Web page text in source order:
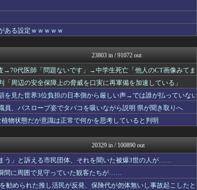
病院に行った...
昨年のリベン...
悼文を送...
もえるあじあ(･∀･)
もきゅ速(*´ω`*)人(...
かせまと！
川原のタイ...
なんじぇいスタジアム＠なん...
ｗｗｗｗｗｗｗ...
思考ちゃんねる
ひま速(°∀°) -暇つぶ...
明→...
馬鳥速報
アナ速‐女子アナ画像速報
なんじぇいスタジアム＠なん...
、「義兄嫁さん...
奥様は鬼女-DQN返しまと...
問わず稀にい...
いることに...
ワールドサッカーファン 海...
VIPワイドガイド
ｗｗｗｗｗｗｗ...
V速ニュップ
(*ﾟ∀ﾟ)ゞカガクニュー...
しまうｗｗｗｗ
わんこーる速報！
ある設定ｗｗｗｗｗ
23803 in / 91072 out
→70代医師「問題ないです」→中学生死亡「他人のCT画像みてま
周辺の安全保障上の脅威を口実に再軍備を加速している」
を見た世界3位負担の日本側から厳しい声→では誰が払っていない
員、バスローブ姿でタバコを吸いながら説明 県が聞き取りへ
物状態だが意識は正常で何かを思考していると判明
20329 in / 100890 out
う」と訴える市民団体、それを聞いた被爆3世の人が……
間に周囲で見守っていた観客たちが……
勧められた推し活民が反発、保険代が勿体無いし事故起こしたと